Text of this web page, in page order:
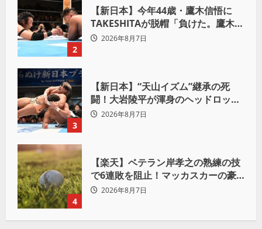
2
【新日本】今年44歳・鷹木信悟に
TAKESHITAが脱帽「負けた。鷹木信
悟、強いわ！」
2026年8月7日
3
【新日本】“天山イズム”継承の死
闘！大岩陵平が渾身のヘッドロック
で後藤洋央紀からタップ奪取 執念の
2026年8月7日
4
【楽天】ベテラン岸孝之の熟練の技
で6連敗を阻止！マッカスカーの豪
快2ランと粘りの継投でオリックス
2026年8月7日